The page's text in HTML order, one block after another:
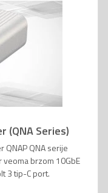
(QNA Series)
QNAP QNA serije
brzom 10GbE
3 tip-C port.